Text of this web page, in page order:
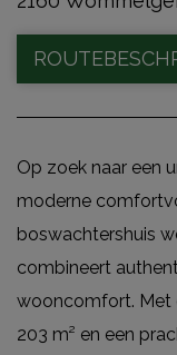
Op zoek naar een
moderne
boswachtershuis
combineert
wooncomfort. Met
203 m² en een